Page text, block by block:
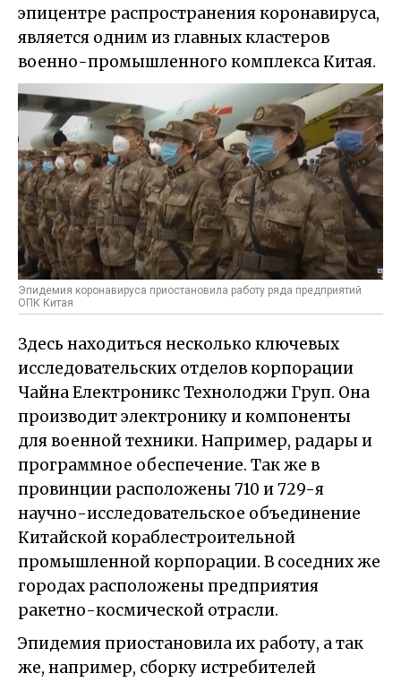
эпицентре распространения коронавируса,
является одним из главных кластеров
военно-промышленного комплекса Китая.
Эпидемия коронавируса приостановила работу ряда предприятий
ОПК Китая
Здесь находиться несколько ключевых
исследовательских отделов корпорации
Чайна Електроникс Технолоджи Груп. Она
производит электронику и компоненты
для военной техники. Например, радары и
программное обеспечение. Так же в
провинции расположены 710 и 729-я
научно-исследовательское объединение
Китайской кораблестроительной
промышленной корпорации. В соседних же
городах расположены предприятия
ракетно-космической отрасли.
Эпидемия приостановила их работу, а так
же, например, сборку истребителей